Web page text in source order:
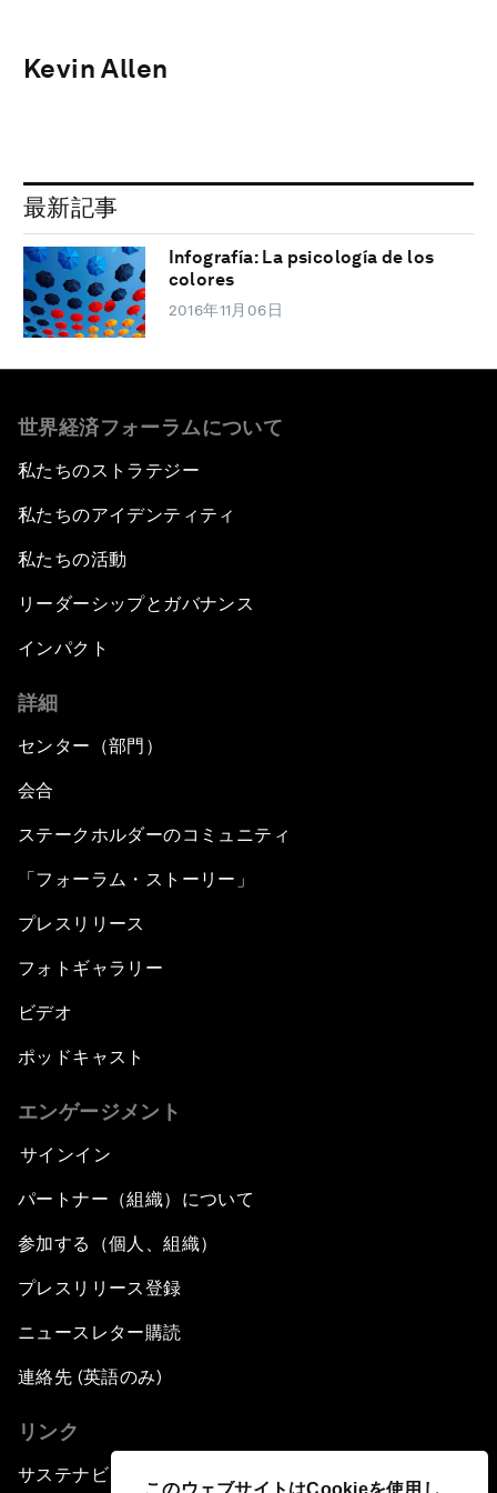
このウェブサイトはCookieを使用し
Kevin Allen
最新記事
Infografía: La psicología de los
colores
2016年11月06日
世界経済フォーラムについて
私たちのストラテジー
私たちのアイデンティティ
私たちの活動
リーダーシップとガバナンス
インパクト
詳細
センター（部門）
会合
ステークホルダーのコミュニティ
「フォーラム・ストーリー」
プレスリリース
フォトギャラリー
ビデオ
ポッドキャスト
エンゲージメント
サインイン
パートナー（組織）について
参加する（個人、組織）
プレスリリース登録
ニュースレター購読
連絡先 (英語のみ)
リンク
サステナビリティへの取り組み